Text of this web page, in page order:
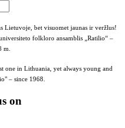
Lietuvoje, bet visuomet jaunas ir veržlus!
folkloro ansamblis „Ratilio“ –
m.
one in Lithuania, yet always young and
– since 1968.
on